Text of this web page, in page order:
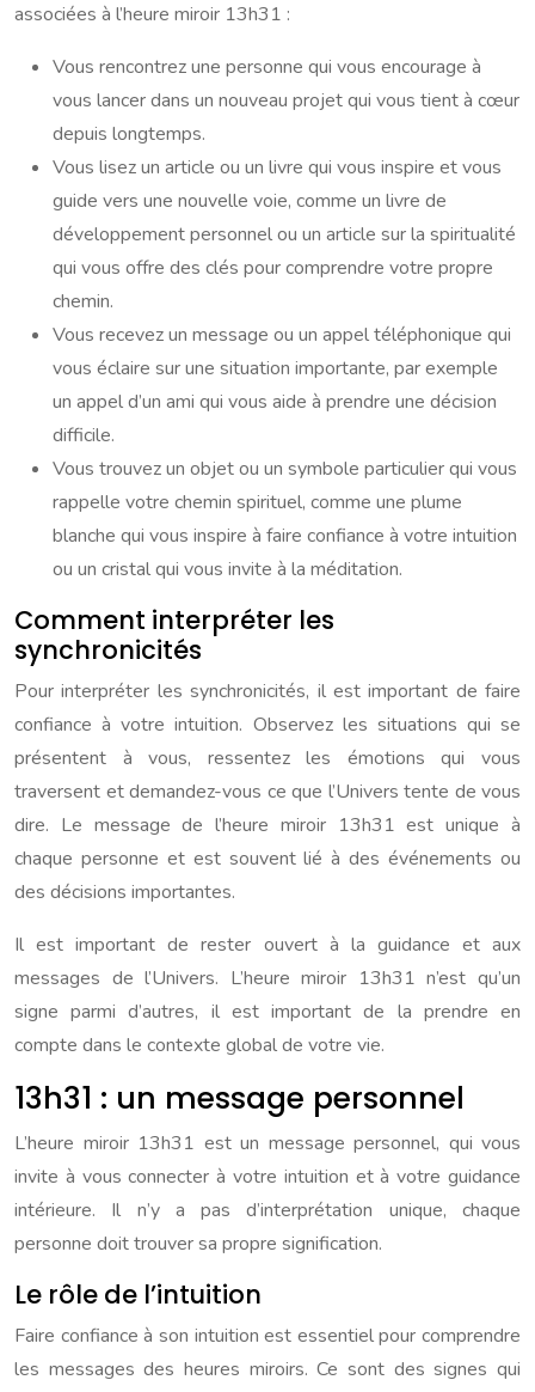
associées à l’heure miroir 13h31 :
Vous rencontrez une personne qui vous encourage à
vous lancer dans un nouveau projet qui vous tient à cœur
depuis longtemps.
Vous lisez un article ou un livre qui vous inspire et vous
guide vers une nouvelle voie, comme un livre de
développement personnel ou un article sur la spiritualité
qui vous offre des clés pour comprendre votre propre
chemin.
Vous recevez un message ou un appel téléphonique qui
vous éclaire sur une situation importante, par exemple
un appel d’un ami qui vous aide à prendre une décision
difficile.
Vous trouvez un objet ou un symbole particulier qui vous
rappelle votre chemin spirituel, comme une plume
blanche qui vous inspire à faire confiance à votre intuition
ou un cristal qui vous invite à la méditation.
Comment interpréter les
synchronicités
Pour interpréter les synchronicités, il est important de faire
confiance à votre intuition. Observez les situations qui se
présentent à vous, ressentez les émotions qui vous
traversent et demandez-vous ce que l’Univers tente de vous
dire. Le message de l’heure miroir 13h31 est unique à
chaque personne et est souvent lié à des événements ou
des décisions importantes.
Il est important de rester ouvert à la guidance et aux
messages de l’Univers. L’heure miroir 13h31 n’est qu’un
signe parmi d’autres, il est important de la prendre en
compte dans le contexte global de votre vie.
13h31 : un message personnel
L’heure miroir 13h31 est un message personnel, qui vous
invite à vous connecter à votre intuition et à votre guidance
intérieure. Il n’y a pas d’interprétation unique, chaque
personne doit trouver sa propre signification.
Le rôle de l’intuition
Faire confiance à son intuition est essentiel pour comprendre
les messages des heures miroirs. Ce sont des signes qui